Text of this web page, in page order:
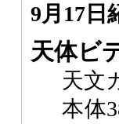
9月17日
天体ビ
天文
本体